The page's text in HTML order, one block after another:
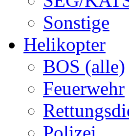
Sonstige
Helikopter
BOS (alle)
Feuerwehr